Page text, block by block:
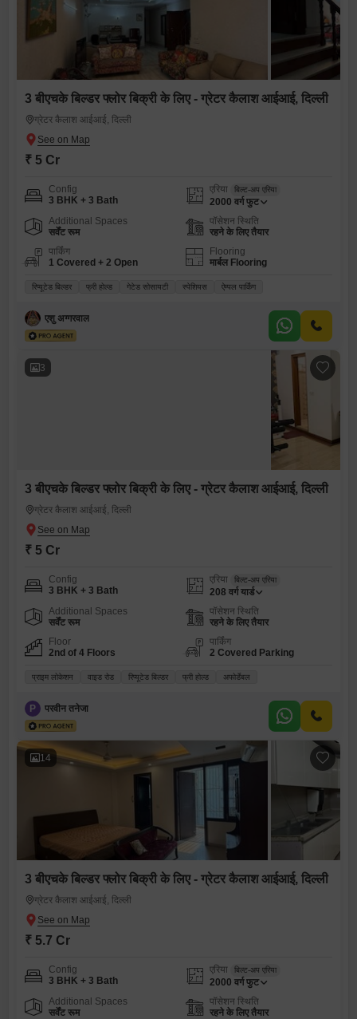
3 बीएचके बिल्डर फ्लोर बिक्री के लिए - ग्रेटर कैलाश आईआई, दिल्ली
ग्रेटर कैलाश आईआई, दिल्ली
₹ 5 Cr
Config
3 BHK + 3 Bath
एरिया बिल्ट-अप एरिया
2000 वर्ग फुट
Additional Spaces
सर्वेंट रूम
पॉसेशन स्थिति
रहने के लिए तैयार
पार्किंग
1 Covered + 2 Open
Flooring
मार्बल Flooring
रिप्यूटेड बिल्डर फ्री होल्ड गेटेड सोसायटी स्पेशियस ऐम्पल पार्किंग
एशु अग्गरवाल
3
3 बीएचके बिल्डर फ्लोर बिक्री के लिए - ग्रेटर कैलाश आईआई, दिल्ली
ग्रेटर कैलाश आईआई, दिल्ली
₹ 5 Cr
Config
3 BHK + 3 Bath
एरिया बिल्ट-अप एरिया
208 वर्ग यार्ड
Additional Spaces
सर्वेंट रूम
पॉसेशन स्थिति
रहने के लिए तैयार
Floor
2nd of 4 Floors
पार्किंग
2 Covered Parking
प्राइम लोकेशन वाइड रोड रिप्यूटेड बिल्डर फ्री होल्ड अफोर्डेबल
P परवीन तनेजा
14
3 बीएचके बिल्डर फ्लोर बिक्री के लिए - ग्रेटर कैलाश आईआई, दिल्ली
ग्रेटर कैलाश आईआई, दिल्ली
₹ 5.7 Cr
Config
3 BHK + 3 Bath
एरिया बिल्ट-अप एरिया
2000 वर्ग फुट
Additional Spaces
सर्वेंट रूम
पॉसेशन स्थिति
रहने के लिए तैयार